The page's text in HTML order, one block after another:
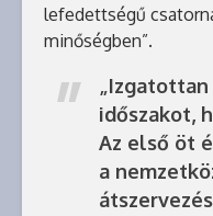
lefedettségű
minőségben”.
időszakot,
Az első öt
a